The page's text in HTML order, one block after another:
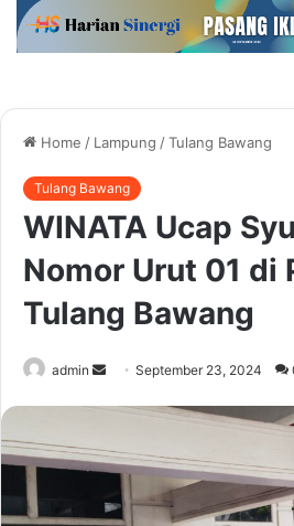
Home / Lampung /Tulang Bawang
Tulang Bawang
WINATA Ucap
Nomor Urut 01 di
Tulang Bawang
admin
SendSeptember 23, 2024